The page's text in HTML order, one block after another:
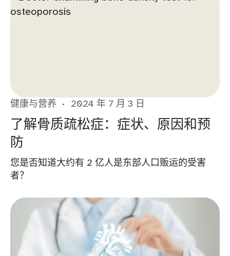
健康与营养 2024 年 7 月 3 日
了解骨质疏松症：症状、原因和预
防
您是否知道大约有 2 亿人是东部人口贩运的受害
者？